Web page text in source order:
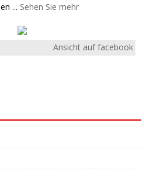
... Sehen Sie mehr
Ansicht auf facebook